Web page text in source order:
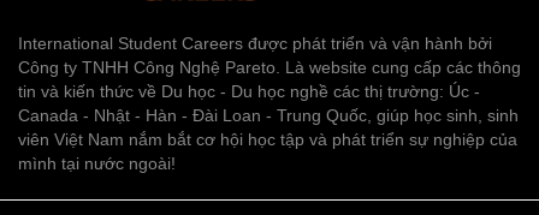
International Student Careers được phát triển và vận hành bởi
Công ty TNHH Công Nghệ Pareto. Là website cung cấp các thông
tin và kiến thức về Du học - Du học nghề các thị trường: Úc -
Canada - Nhật - Hàn - Đài Loan - Trung Quốc, giúp học sinh, sinh
viên Việt Nam nắm bắt cơ hội học tập và phát triển sự nghiệp của
mình tại nước ngoài!